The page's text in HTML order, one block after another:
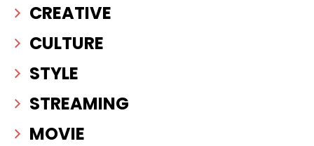
CREATIVE
CULTURE
STYLE
STREAMING
MOVIE